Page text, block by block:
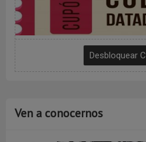
Ven a conocernos